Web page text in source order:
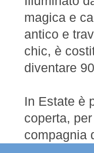
magica e
antico e
chic, è
diventare
In Estate è
coperta,
compagnia